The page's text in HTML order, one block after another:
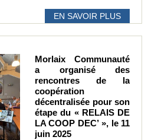
EN SAVOIR PLUS
Morlaix Communauté
a organisé des
rencontres de la
coopération
décentralisée pour son
étape du « RELAIS DE
LA COOP DEC’ », le 11
juin 2025